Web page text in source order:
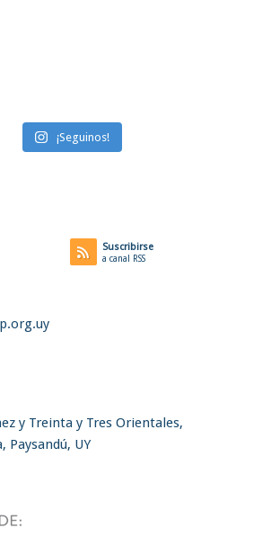
¡Seguinos!
Suscribirse
a canal RSS
y Treinta y Tres Orientales,
Paysandú, UY